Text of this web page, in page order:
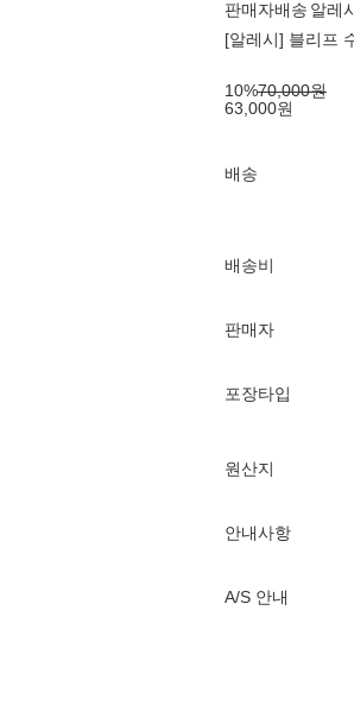
판매자배송 알레
[알레시] 블리프
10%70,000원
63,000원
배송
배송비
판매자
포장타입
원산지
안내사항
A/S 안내